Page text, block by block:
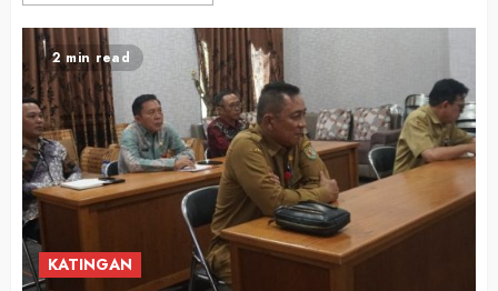
2 min read
KATINGAN